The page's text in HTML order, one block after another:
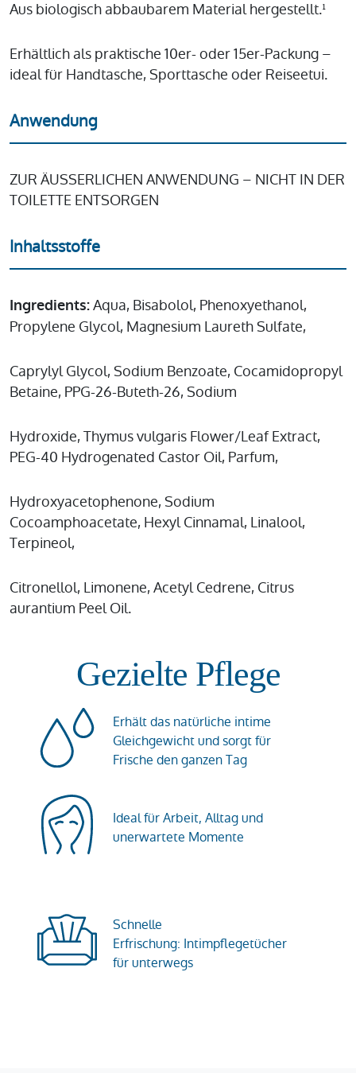
Aus biologisch abbaubarem Material hergestellt.¹
Erhältlich als praktische 10er- oder 15er-Packung –
ideal für Handtasche, Sporttasche oder Reiseetui.
Anwendung
ZUR ÄUSSERLICHEN ANWENDUNG – NICHT IN DER
TOILETTE ENTSORGEN
Inhaltsstoffe
Ingredients:Aqua, Bisabolol, Phenoxyethanol,
Propylene Glycol, Magnesium Laureth Sulfate,
Caprylyl Glycol, Sodium Benzoate, Cocamidopropyl
Betaine, PPG-26-Buteth-26, Sodium
Hydroxide, Thymus vulgaris Flower/Leaf Extract,
PEG-40 Hydrogenated Castor Oil, Parfum,
Hydroxyacetophenone, Sodium
Cocoamphoacetate, Hexyl Cinnamal, Linalool,
Terpineol,
Citronellol, Limonene, Acetyl Cedrene, Citrus
aurantium Peel Oil.
Gezielte Pflege
Erhält das natürliche intime
Gleichgewicht und sorgt für
Frische den ganzen Tag
Ideal für Arbeit, Alltag und
unerwartete Momente
Schnelle
Erfrischung: Intimpflegetücher
für unterwegs